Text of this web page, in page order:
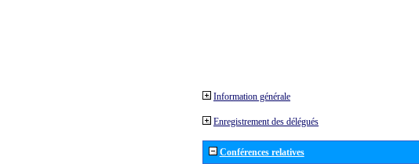
Information générale
Enregistrement des délégués
Conférences relatives